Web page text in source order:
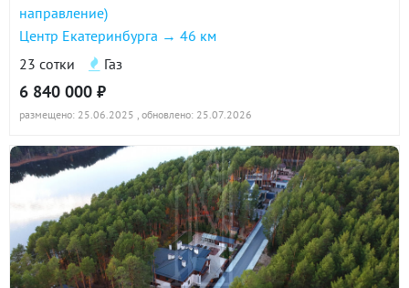
направление)
Центр Екатеринбурга → 46 км
23 сотки
Газ
6 840 000 ₽
размещено: 25.06.2025 , обновлено: 25.07.2026